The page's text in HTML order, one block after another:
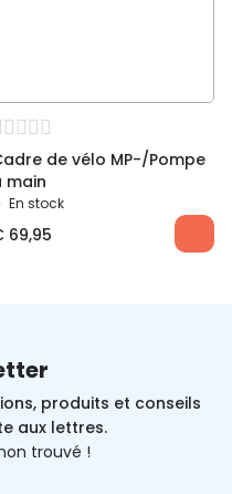
de vélo MP-/Pompe
main
En stock
69,95
produits et conseils
aux lettres.
trouvé !